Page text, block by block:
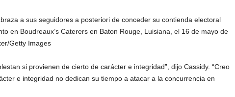
a sus seguidores a posteriori de conceder su contienda electoral
en Boudreaux’s Caterers en Baton Rouge, Luisiana, el 16 de mayo de
Getty Images
si provienen de cierto de carácter e integridad”, dijo Cassidy. “Creo
e integridad no dedican su tiempo a atacar a la concurrencia en